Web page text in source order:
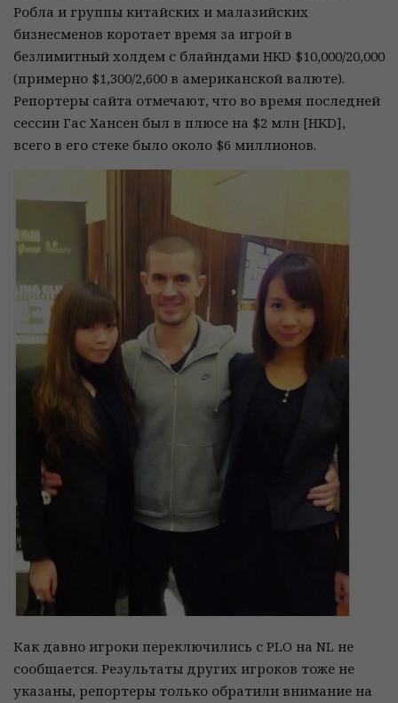
Робла и группы китайских и малазийских
бизнесменов коротает время за игрой в
безлимитный холдем с блайндами HKD $10,000/20,000
(примерно $1,300/2,600 в американской валюте).
Репортеры сайта отмечают, что во время последней
сессии Гас Хансен был в плюсе на $2 млн [HKD],
всего в его стеке было около $6 миллионов.
Как давно игроки переключились с PLO на NL не
сообщается. Результаты других игроков тоже не
указаны, репортеры только обратили внимание на